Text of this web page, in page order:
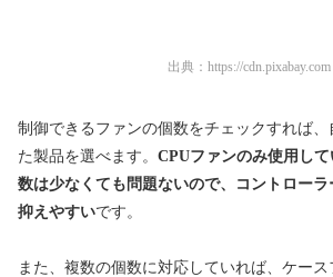
出典： https://cdn.pixabay.com
制御できるファンの個数をチェックすれば
た製品を選べます。 CPUファンのみ使用し
数は少なくても問題ないので、コントロー
抑えやすいです。
また、複数の個数に対応していれば、ケー